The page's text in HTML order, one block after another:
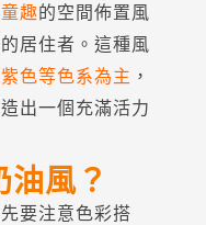
趣的空間佈置風
居住者。這種風
色等色系為主 ，
出一個充滿活力
風？
要注意色彩搭